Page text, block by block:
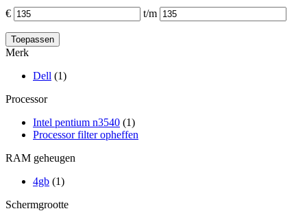
€ t/m
Merk
Dell (1)
Processor
Intel pentium n3540 (1)
Processor filter opheffen
RAM geheugen
4gb (1)
Schermgrootte